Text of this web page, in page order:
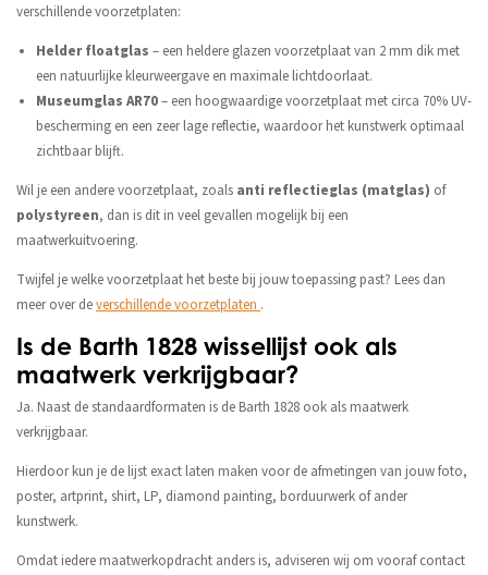
verschillende voorzetplaten:
Helder floatglas – een heldere glazen voorzetplaat van 2 mm dik met
een natuurlijke kleurweergave en maximale lichtdoorlaat.
Museumglas AR70– een hoogwaardige voorzetplaat met circa 70% UV-
bescherming en een zeer lage reflectie, waardoor het kunstwerk optimaal
zichtbaar blijft.
Wil je een andere voorzetplaat, zoals anti reflectieglas (matglas) of
polystyreen, dan is dit in veel gevallen mogelijk bij een
maatwerkuitvoering.
Twijfel je welke voorzetplaat het beste bij jouw toepassing past? Lees dan
meer over deverschillende voorzetplaten .
Is de Barth 1828 wissellijst ook als
maatwerk verkrijgbaar?
Ja. Naast de standaardformaten is de Barth 1828 ook als maatwerk
verkrijgbaar.
Hierdoor kun je de lijst exact laten maken voor de afmetingen van jouw foto,
poster, artprint, shirt, LP, diamond painting, borduurwerk of ander
kunstwerk.
Omdat iedere maatwerkopdracht anders is, adviseren wij om vooraf contact